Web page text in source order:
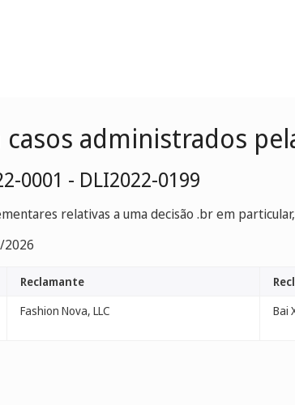
casos administrados
0001 - DLI2022-0199
relativas a uma decisão .br em
2026
Reclamante
Fashion Nova, LLC Bai